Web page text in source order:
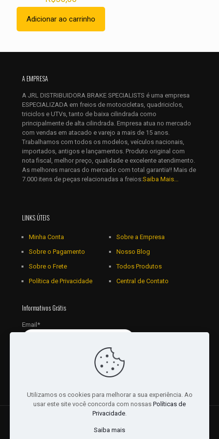
mail
*
Salvar meus dados neste navegador para a próxima vez que
eu comentar.
Adicionar ao carrinho
A EMPRESA
A JRL DISTRIBUIDORA BRAKE SPECIALISTS é uma empresa
ESPECIALIZADA em freios de motocicletas, quadriciclos,
triciclos e UTVs, tanto de baixa cilindrada como
principalmente de alta cilindrada. Empresa atua no mercado
com vendas em atacado e varejo a mais de 15 anos.
Trabalhamos com todos os modelos, veículos nacionais,
importados, antigos e lançamentos. Produto original com
nota fiscal, melhor preço, qualidade e excelente atendimento.
As melhores marcas do mercado com total garantia!! Mais de
7.000 itens de peças relacionadas a freios:Saiba Mais...
LINKS ÚTEIS
Minha Conta
Sobre o Pagamento
Sobre o Frete
Política de Privacidade
Sobre a Empresa
Nosso Blog
Todos Produtos
Central de Contato
Informativos Grátis
Email*
Distribuidora Ltda - CNPJ: 16757010/0001-06. | Desenvolvido
Utilizamos os cookies para melhorar a sua experiência. Ao
usar este site você concorda com nossas Políticas de
Privacidade.
Saiba mais